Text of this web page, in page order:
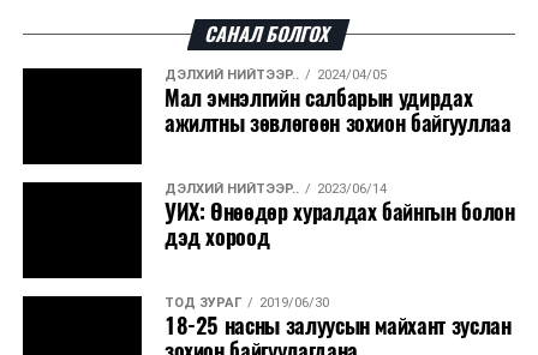
үйлдвэрлэх, нөөцийг дахин ашиглах чиглэлээр олон
улсад өргөн ашиглаж байна.
ДЭЛХИЙ НИЙТЭЭР.. 2026/08/06
“Уралдронзавод” компанийн ерөнхий
захирлын автомашиныг дэлбэлжээ...
ҮЙЛ ЯВДАЛ
Сүхбаатар боомтоор тав хоногт 10 мянга гаруй
тонн АИ-92 автобензин и...
ДЭЛХИЙ НИЙТЭЭР.. 2026/08/06
Вашингтон мужийн ой хээрийн түймрийг
САНАЛ БОЛГОХ
ДЭЛХИЙ НИЙТЭЭР.. 2024/04/05
Мал эмнэлгийн салбарын удирдах
ажилтны зөвлөгөөн зохион байгууллаа
ДЭЛХИЙ НИЙТЭЭР.. 2023/06/14
УИХ: Өнөөдөр хуралдах байнгын болон
дэд хороод
ТОД ЗУРАГ 2019/06/30
18-25 насны залуусын майхант зуслан